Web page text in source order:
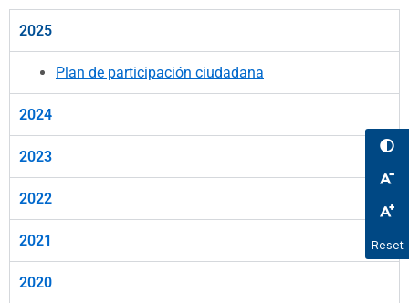
Reset
2025
Plan de participación ciudadana
2024
2023
2022
2021
2020